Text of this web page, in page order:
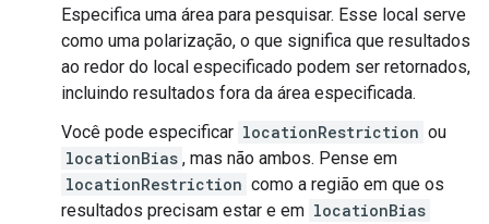
Especifica uma área para pesquisar. Esse local serve
como uma polarização, o que significa que resultados
ao redor do local especificado podem ser retornados,
incluindo resultados fora da área especificada.
Você pode especificar locationRestriction ou
locationBias , mas não ambos. Pense em
locationRestriction como a região em que os
resultados precisam estar e em locationBias